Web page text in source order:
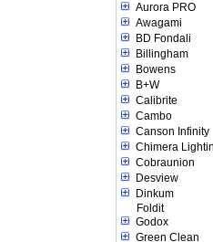
Aurora PRO
Awagami
BD Fondali
Billingham
Bowens
B+W
Calibrite
Cambo
Canson Infinity
Chimera
Cobraunion
Desview
Dinkum
Foldit
Godox
Green Clean